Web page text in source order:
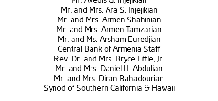
Mr. and Mrs. Ara S. Injejikian
Mr. and Mrs. Armen Shahinian
Mr. and Mrs. Armen Tamzarian
Mr. and Ms. Arsham Euredjian
Central Bank of Armenia Staff
Rev. Dr. and Mrs. Bryce Little, Jr.
Mr. and Mrs. Daniel H. Abdulian
Mr. and Mrs. Diran Bahadourian
Synod of Southern California & Hawaii